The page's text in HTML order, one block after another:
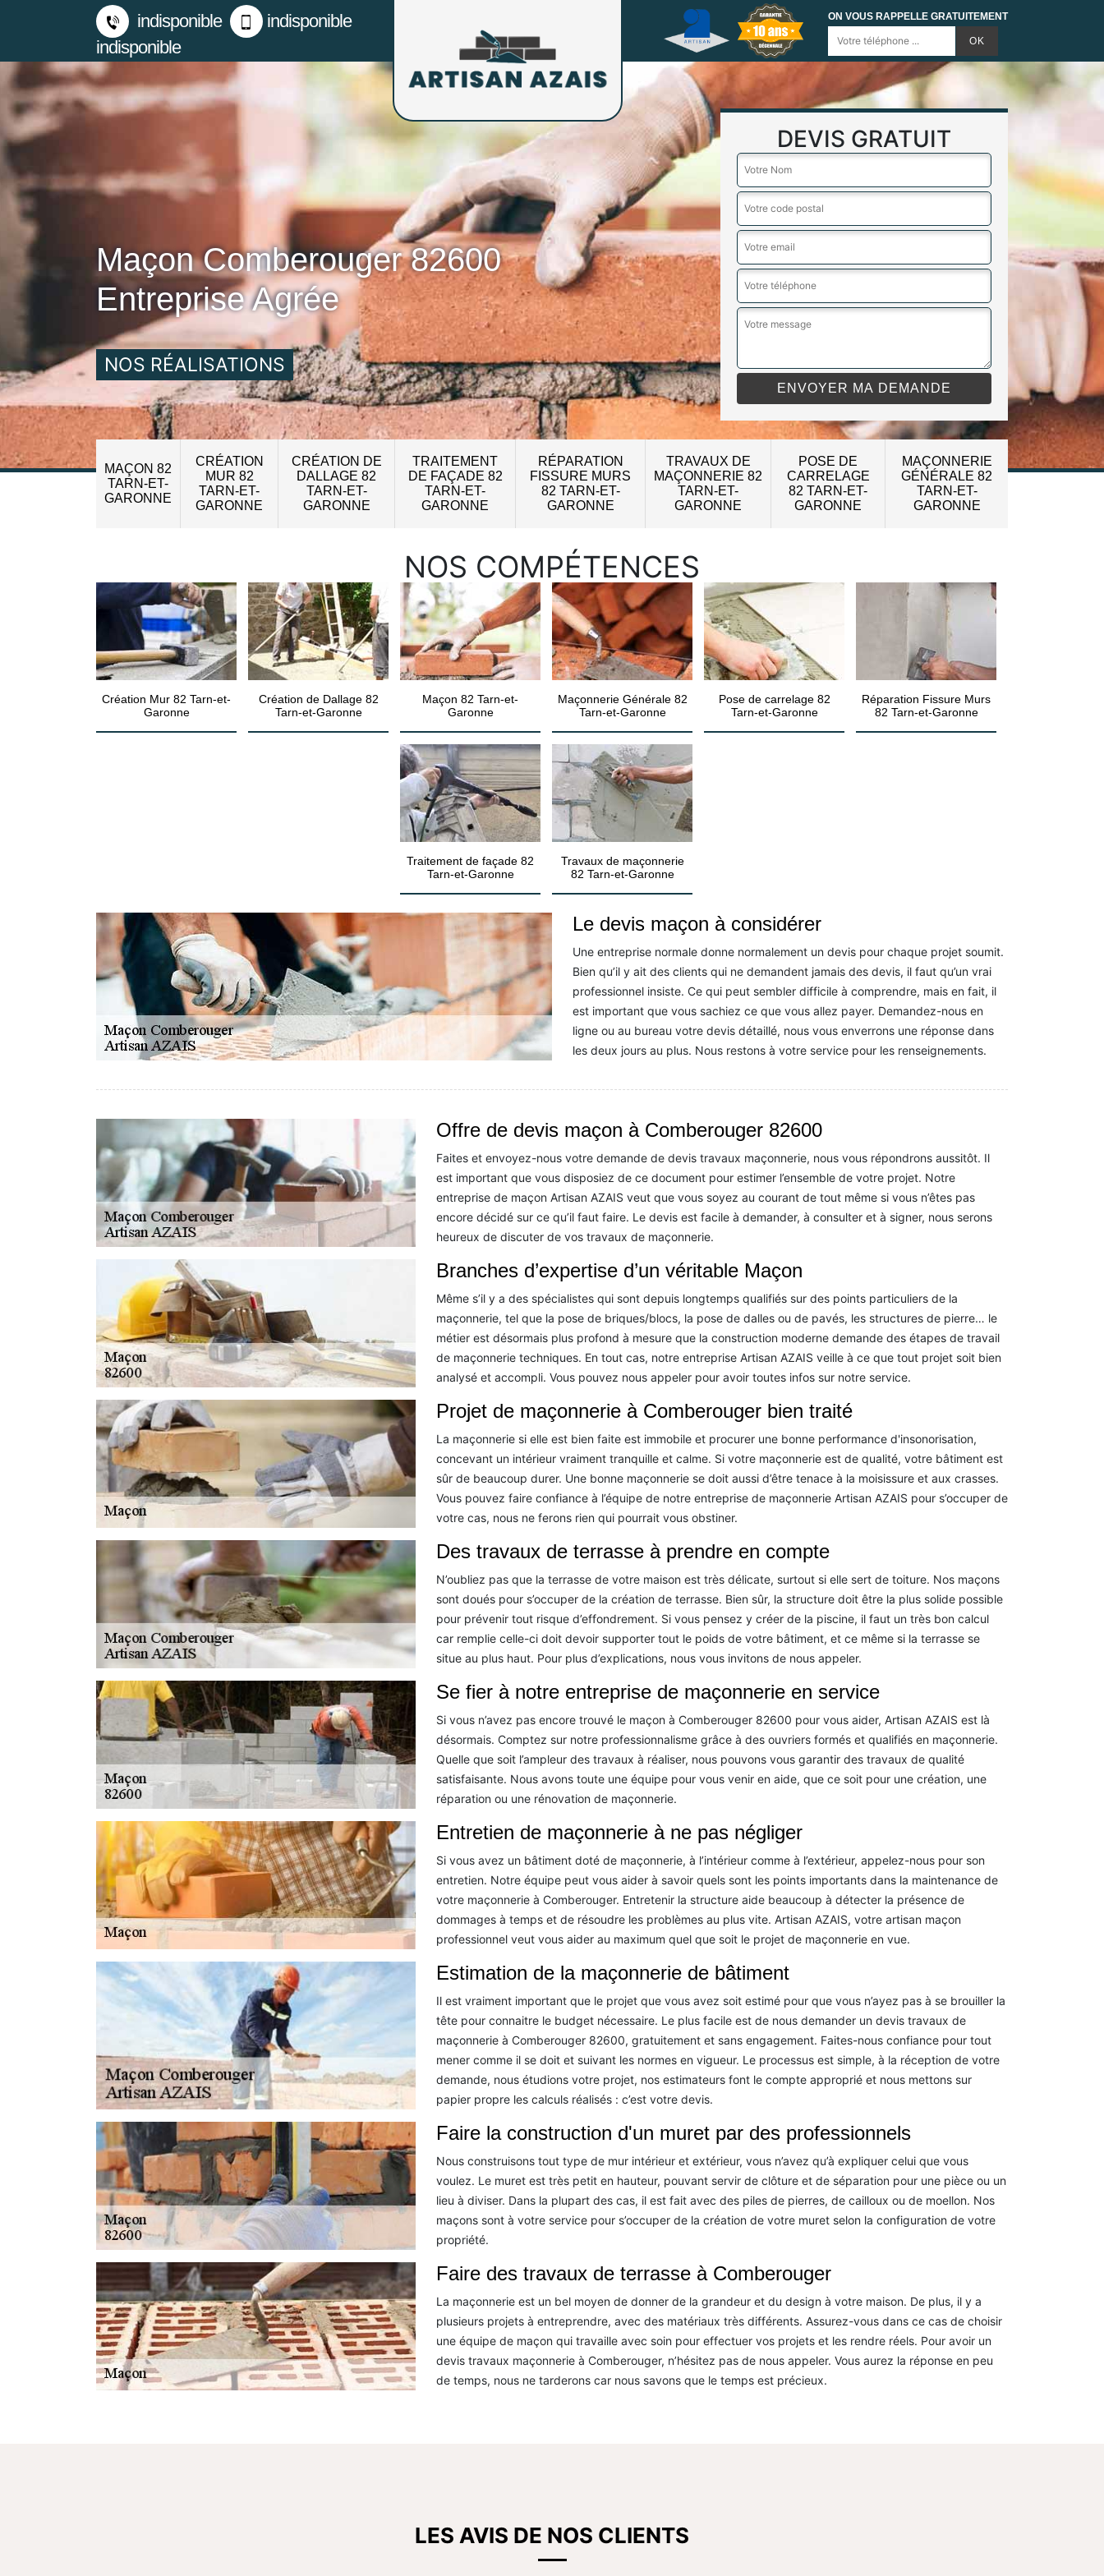
indisponible
indisponible
indisponible
ON VOUS RAPPELLE GRATUITEMENT
Maçon Comberouger 82600
Entreprise Agrée
NOS RÉALISATIONS
DEVIS GRATUIT
MAÇON 82
TARN-ET-
GARONNE
CRÉATION
MUR 82
TARN-ET-
GARONNE
CRÉATION DE
DALLAGE 82
TARN-ET-
GARONNE
TRAITEMENT
DE FAÇADE 82
TARN-ET-
GARONNE
RÉPARATION
FISSURE MURS
82 TARN-ET-
GARONNE
TRAVAUX DE
MAÇONNERIE 82
TARN-ET-
GARONNE
POSE DE
CARRELAGE
82 TARN-ET-
GARONNE
MAÇONNERIE
GÉNÉRALE 82
TARN-ET-
GARONNE
NOS COMPÉTENCES
Création Mur 82 Tarn-et-
Garonne
Création de Dallage 82
Tarn-et-Garonne
Maçon 82 Tarn-et-
Garonne
Maçonnerie Générale 82
Tarn-et-Garonne
Pose de carrelage 82
Tarn-et-Garonne
Réparation Fissure Murs
82 Tarn-et-Garonne
Traitement de façade 82
Tarn-et-Garonne
Travaux de maçonnerie
82 Tarn-et-Garonne
Le devis maçon à considérer
Une entreprise normale donne normalement un devis pour chaque projet soumit.
Bien qu’il y ait des clients qui ne demandent jamais des devis, il faut qu’un vrai
professionnel insiste. Ce qui peut sembler difficile à comprendre, mais en fait, il
est important que vous sachiez ce que vous allez payer. Demandez-nous en
ligne ou au bureau votre devis détaillé, nous vous enverrons une réponse dans
les deux jours au plus. Nous restons à votre service pour les renseignements.
Offre de devis maçon à Comberouger 82600
Faites et envoyez-nous votre demande de devis travaux maçonnerie, nous vous répondrons aussitôt. Il
est important que vous disposiez de ce document pour estimer l’ensemble de votre projet. Notre
entreprise de maçon Artisan AZAIS veut que vous soyez au courant de tout même si vous n’êtes pas
encore décidé sur ce qu’il faut faire. Le devis est facile à demander, à consulter et à signer, nous serons
heureux de discuter de vos travaux de maçonnerie.
Branches d’expertise d’un véritable Maçon
Même s’il y a des spécialistes qui sont depuis longtemps qualifiés sur des points particuliers de la
maçonnerie, tel que la pose de briques/blocs, la pose de dalles ou de pavés, les structures de pierre… le
métier est désormais plus profond à mesure que la construction moderne demande des étapes de travail
de maçonnerie techniques. En tout cas, notre entreprise Artisan AZAIS veille à ce que tout projet soit bien
analysé et accompli. Vous pouvez nous appeler pour avoir toutes infos sur notre service.
Projet de maçonnerie à Comberouger bien traité
La maçonnerie si elle est bien faite est immobile et procurer une bonne performance d'insonorisation,
concevant un intérieur vraiment tranquille et calme. Si votre maçonnerie est de qualité, votre bâtiment est
sûr de beaucoup durer. Une bonne maçonnerie se doit aussi d’être tenace à la moisissure et aux crasses.
Vous pouvez faire confiance à l’équipe de notre entreprise de maçonnerie Artisan AZAIS pour s’occuper de
votre cas, nous ne ferons rien qui pourrait vous obstiner.
Des travaux de terrasse à prendre en compte
N’oubliez pas que la terrasse de votre maison est très délicate, surtout si elle sert de toiture. Nos maçons
sont doués pour s’occuper de la création de terrasse. Bien sûr, la structure doit être la plus solide possible
pour prévenir tout risque d’effondrement. Si vous pensez y créer de la piscine, il faut un très bon calcul
car remplie celle-ci doit devoir supporter tout le poids de votre bâtiment, et ce même si la terrasse se
situe au plus haut. Pour plus d’explications, nous vous invitons de nous appeler.
Se fier à notre entreprise de maçonnerie en service
Si vous n’avez pas encore trouvé le maçon à Comberouger 82600 pour vous aider, Artisan AZAIS est là
désormais. Comptez sur notre professionnalisme grâce à des ouvriers formés et qualifiés en maçonnerie.
Quelle que soit l’ampleur des travaux à réaliser, nous pouvons vous garantir des travaux de qualité
satisfaisante. Nous avons toute une équipe pour vous venir en aide, que ce soit pour une création, une
réparation ou une rénovation de maçonnerie.
Entretien de maçonnerie à ne pas négliger
Si vous avez un bâtiment doté de maçonnerie, à l’intérieur comme à l’extérieur, appelez-nous pour son
entretien. Notre équipe peut vous aider à savoir quels sont les points importants dans la maintenance de
votre maçonnerie à Comberouger. Entretenir la structure aide beaucoup à détecter la présence de
dommages à temps et de résoudre les problèmes au plus vite. Artisan AZAIS, votre artisan maçon
professionnel veut vous aider au maximum quel que soit le projet de maçonnerie en vue.
Estimation de la maçonnerie de bâtiment
Il est vraiment important que le projet que vous avez soit estimé pour que vous n’ayez pas à se brouiller la
tête pour connaitre le budget nécessaire. Le plus facile est de nous demander un devis travaux de
maçonnerie à Comberouger 82600, gratuitement et sans engagement. Faites-nous confiance pour tout
mener comme il se doit et suivant les normes en vigueur. Le processus est simple, à la réception de votre
demande, nous étudions votre projet, nos estimateurs font le compte approprié et nous mettons sur
papier propre les calculs réalisés : c’est votre devis.
Faire la construction d'un muret par des professionnels
Nous construisons tout type de mur intérieur et extérieur, vous n’avez qu’à expliquer celui que vous
voulez. Le muret est très petit en hauteur, pouvant servir de clôture et de séparation pour une pièce ou un
lieu à diviser. Dans la plupart des cas, il est fait avec des piles de pierres, de cailloux ou de moellon. Nos
maçons sont à votre service pour s’occuper de la création de votre muret selon la configuration de votre
propriété.
Faire des travaux de terrasse à Comberouger
La maçonnerie est un bel moyen de donner de la grandeur et du design à votre maison. De plus, il y a
plusieurs projets à entreprendre, avec des matériaux très différents. Assurez-vous dans ce cas de choisir
une équipe de maçon qui travaille avec soin pour effectuer vos projets et les rendre réels. Pour avoir un
devis travaux maçonnerie à Comberouger, n’hésitez pas de nous appeler. Vous aurez la réponse en peu
de temps, nous ne tarderons car nous savons que le temps est précieux.
LES AVIS DE NOS CLIENTS